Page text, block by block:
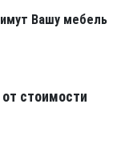
Вашу мебель
от стоимости